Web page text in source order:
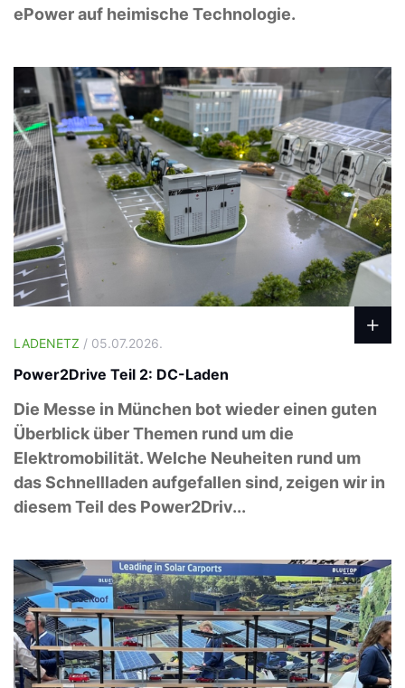
ePower auf heimische Technologie.
LADENETZ / 05.07.2026.
Power2Drive Teil 2: DC-Laden
Die Messe in München bot wieder einen guten
Überblick über Themen rund um die
Elektromobilität. Welche Neuheiten rund um
das Schnellladen aufgefallen sind, zeigen wir in
diesem Teil des Power2Driv...